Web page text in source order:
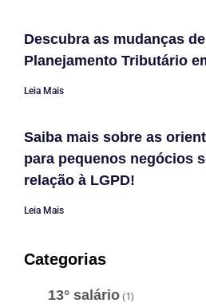
Descubra as mudanças
Planejamento Tributário
Leia Mais
Saiba mais sobre as
para pequenos negócios
relação à LGPD!
Leia Mais
Categorias
13° salário (1)